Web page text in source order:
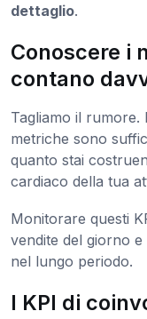
dettaglio.
Conoscere i
contano
Tagliamo il
metriche sono
quanto stai
cardiaco della tua
Monitorare questi
vendite del giorno e
nel lungo periodo.
I KPI di